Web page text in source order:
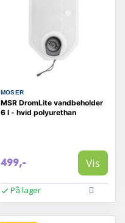
MOSER
MSR DromLite vandbeholder
6 l - hvid polyurethan
499,- Vis
På lager